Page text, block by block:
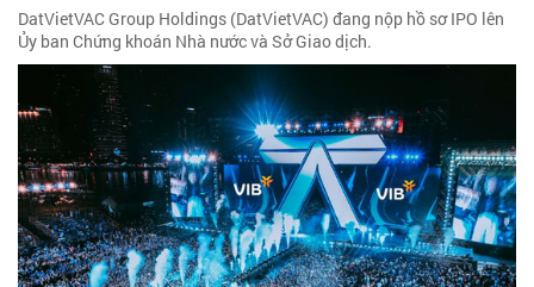
DatVietVAC Group Holdings (DatVietVAC) đang nộp hồ sơ IPO lên
Ủy ban Chứng khoán Nhà nước và Sở Giao dịch.